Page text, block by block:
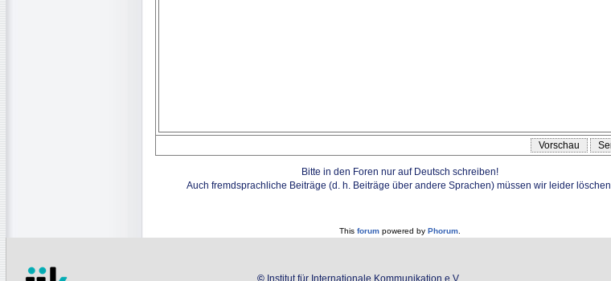
Bitte in den Foren nur auf Deutsch schreiben!
Auch fremdsprachliche Beiträge (d. h. Beiträge über andere Sprachen) müssen wir leider löschen.
This forumpowered by Phorum.
© Institut für Internationale Kommunikation e.V.